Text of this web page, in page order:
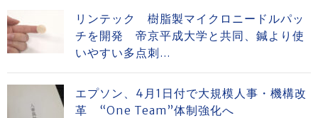
リンテック 樹脂製マイクロニードルパッ
チを開発 帝京平成大学と共同、鍼より使
いやすい多点刺...
エプソン、4月1日付で大規模人事・機構改
革 “One Team”体制強化へ